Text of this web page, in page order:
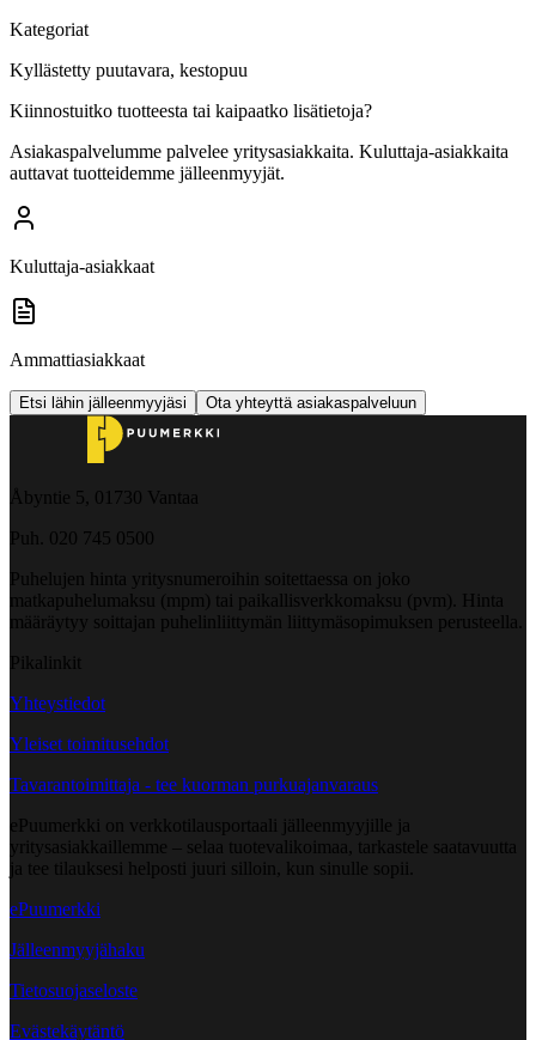
Kategoriat
Kyllästetty puutavara, kestopuu
Kiinnostuitko tuotteesta tai kaipaatko lisätietoja?
Asiakaspalvelumme palvelee yritysasiakkaita. Kuluttaja-asiakkaita
auttavat tuotteidemme jälleenmyyjät.
Kuluttaja-asiakkaat
Ammattiasiakkaat
Etsi lähin jälleenmyyjäsi Ota yhteyttä asiakaspalveluun
Åbyntie 5, 01730 Vantaa
Puh. 020 745 0500
Puhelujen hinta yritysnumeroihin soitettaessa on joko
matkapuhelumaksu (mpm) tai paikallisverkkomaksu (pvm). Hinta
määräytyy soittajan puhelinliittymän liittymäsopimuksen perusteella.
Pikalinkit
Yhteystiedot
Yleiset toimitusehdot
Tavarantoimittaja - tee kuorman purkuajanvaraus
ePuumerkki on verkkotilausportaali jälleenmyyjille ja
yritysasiakkaillemme – selaa tuotevalikoimaa, tarkastele saatavuutta
ja tee tilauksesi helposti juuri silloin, kun sinulle sopii.
ePuumerkki
Jälleenmyyjähaku
Tietosuojaseloste
Evästekäytäntö